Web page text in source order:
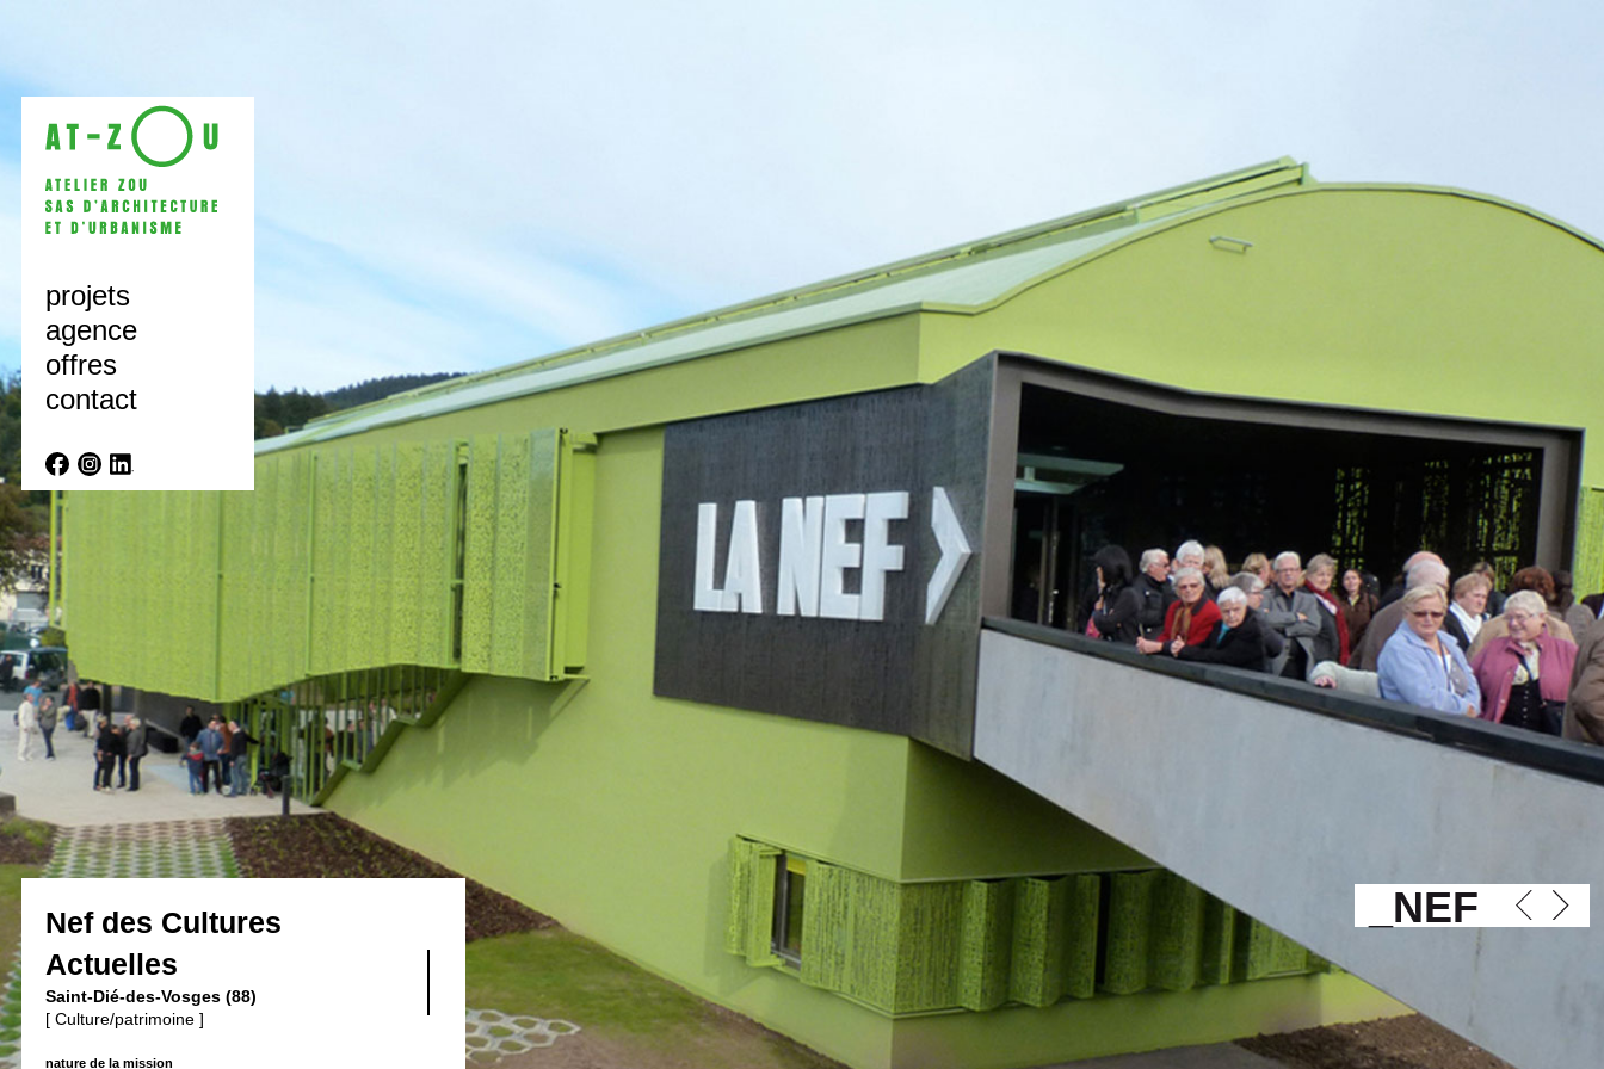
projets
agence
offres
contact
<
>
_NEF
Nef des Cultures
Actuelles
Saint-Dié-des-Vosges (88)
[ Culture/patrimoine ]
nature de la mission